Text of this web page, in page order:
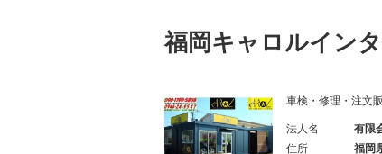
福岡キャロルイン
車検・修理・注文
法人名
有限
住所
福岡